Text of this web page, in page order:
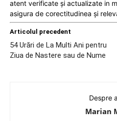
atent verificate și actualizate in
asigura de corectitudinea și
Articolul precedent
54 Urări de La Multi Ani pentru
Ziua de Nastere sau de Nume
Despre
Marian